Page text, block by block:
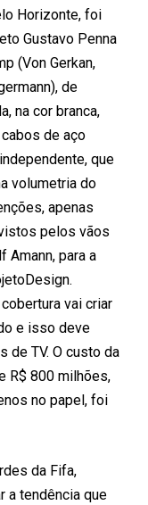
Horizonte, foi
Gustavo Penna
(Von Gerkan,
de
na cor branca,
de aço
que
volumetria do
apenas
pelos vãos
Amann, para a
vai criar
e isso deve
de TV. O custo da
R$ 800 milhões,
no papel, foi
da Fifa,
a tendência que